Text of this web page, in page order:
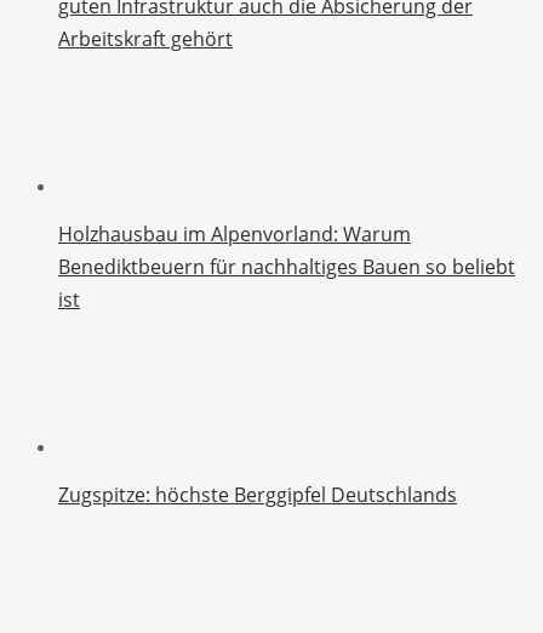
guten Infrastruktur auch die Absicherung der
Arbeitskraft gehört
Holzhausbau im Alpenvorland: Warum
Benediktbeuern für nachhaltiges Bauen so beliebt
ist
Zugspitze: höchste Berggipfel Deutschlands